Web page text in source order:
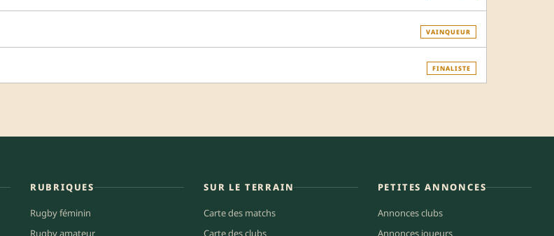
VAINQUEUR
FINALISTE
RUBRIQUES
Rugby féminin
Rugby amateur
SUR LE TERRAIN
Carte des matchs
Carte des clubs
PETITES ANNONCES
Annonces clubs
Annonces joueurs